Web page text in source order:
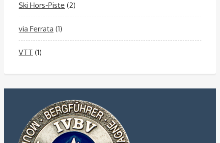
Ski Hors-Piste (2)
via Ferrata (1)
VTT (1)